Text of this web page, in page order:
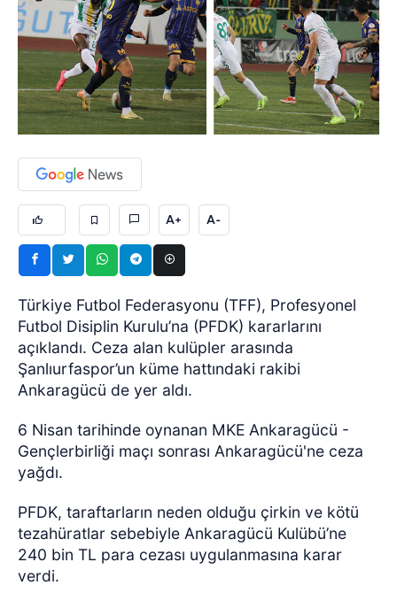
A+ A-
Türkiye Futbol Federasyonu (TFF), Profesyonel
Futbol Disiplin Kurulu’na (PFDK) kararlarını
açıklandı. Ceza alan kulüpler arasında
Şanlıurfaspor’un küme hattındaki rakibi
Ankaragücü de yer aldı.
6 Nisan tarihinde oynanan MKE Ankaragücü -
Gençlerbirliği maçı sonrası Ankaragücü'ne ceza
yağdı.
PFDK, taraftarların neden olduğu çirkin ve kötü
tezahüratlar sebebiyle Ankaragücü Kulübü’ne
240 bin TL para cezası uygulanmasına karar
verdi.